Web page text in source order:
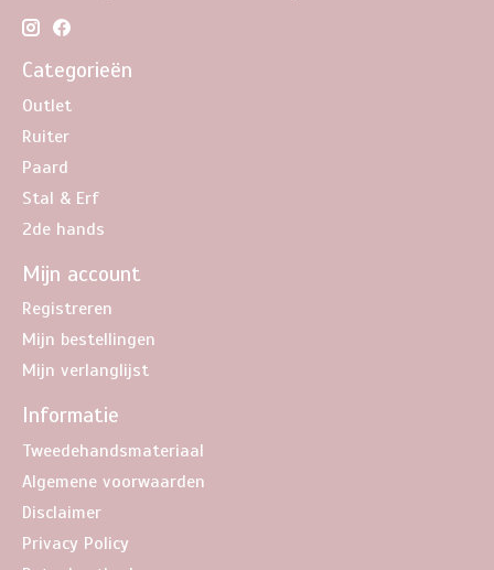
Categorieën
Outlet
Ruiter
Paard
Stal & Erf
2de hands
Mijn account
Registreren
Mijn bestellingen
Mijn verlanglijst
Informatie
Tweedehandsmateriaal
Algemene voorwaarden
Disclaimer
Privacy Policy